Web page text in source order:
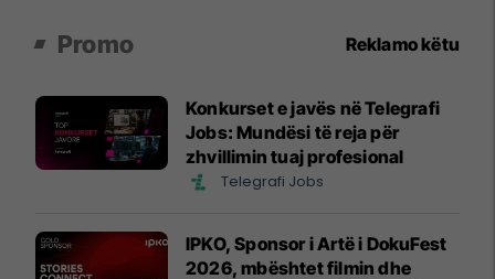
Promo Reklamo këtu
Konkurset e javës në Telegrafi
Jobs: Mundësi të reja për
zhvillimin tuaj profesional
Telegrafi Jobs
IPKO, Sponsor i Artë i DokuFest
2026, mbështet filmin dhe